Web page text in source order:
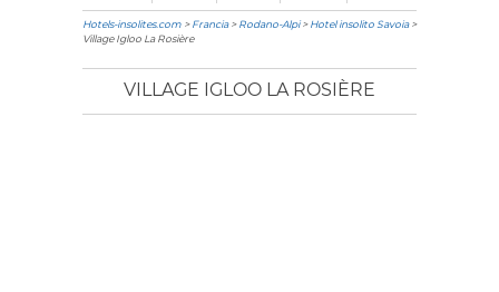
Hotels-insolites.com >Francia>Rodano-Alpi>Hotel insolito Savoia>
Village Igloo La Rosière
VILLAGE IGLOO LA ROSIÈRE